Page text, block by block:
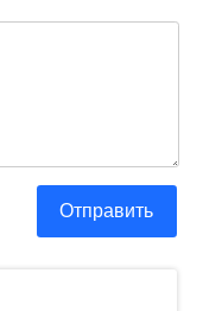
Отправить